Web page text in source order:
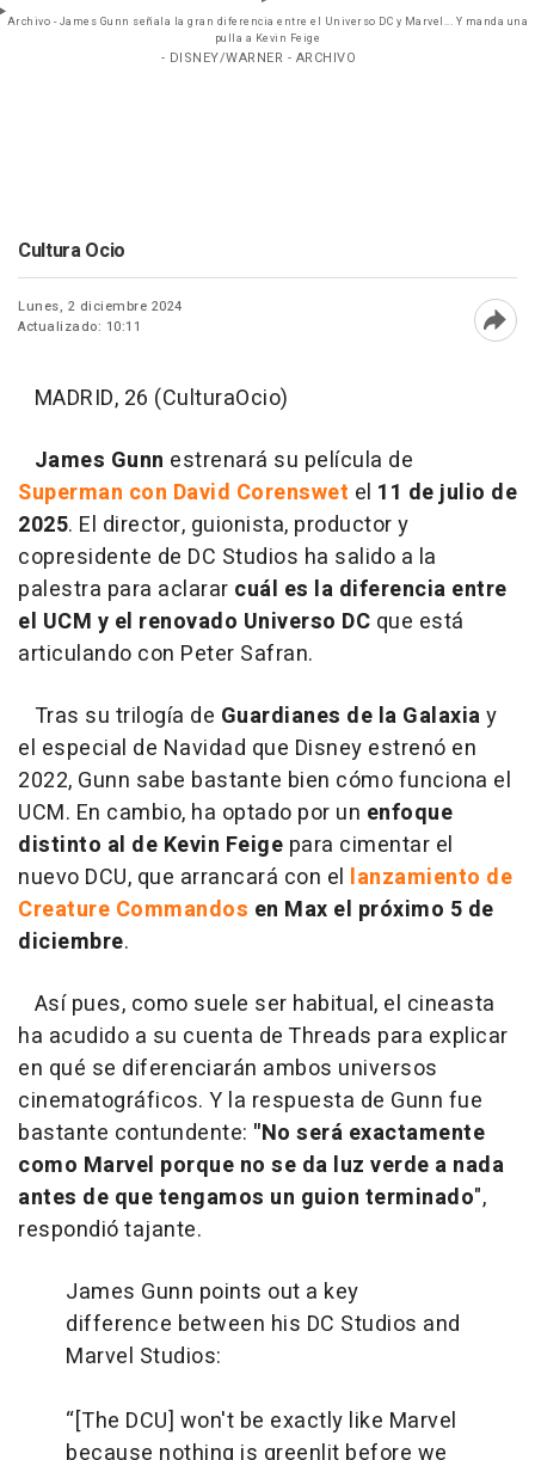
Archivo - James Gunn señala la gran diferencia entre el Universo DC y Marvel... Y manda una
pulla a Kevin Feige
- DISNEY/WARNER - ARCHIVO
Cultura Ocio
Lunes, 2 diciembre 2024
Actualizado: 10:11
MADRID, 26 (CulturaOcio)
James Gunn estrenará su película de
Superman con David Corenswet el 11 de julio de
2025. El director, guionista, productor y
copresidente de DC Studios ha salido a la
palestra para aclarar cuál es la diferencia entre
el UCM y el renovado Universo DC que está
articulando con Peter Safran.
Tras su trilogía de Guardianes de la Galaxiay
el especial de Navidad que Disney estrenó en
2022, Gunn sabe bastante bien cómo funciona el
UCM. En cambio, ha optado por un enfoque
distinto al de Kevin Feige para cimentar el
nuevo DCU, que arrancará con el lanzamiento de
Creature Commandos en Max el próximo 5 de
diciembre.
Así pues, como suele ser habitual, el cineasta
ha acudido a su cuenta de Threads para explicar
en qué se diferenciarán ambos universos
cinematográficos. Y la respuesta de Gunn fue
bastante contundente: "No será exactamente
como Marvel porque no se da luz verde a nada
antes de que tengamos un guion terminado",
respondió tajante.
James Gunn points out a key
difference between his DC Studios and
Marvel Studios:
“[The DCU] won't be exactly like Marvel